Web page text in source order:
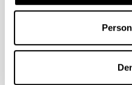
Plazo de presentación
15/06/2026. Publicado el